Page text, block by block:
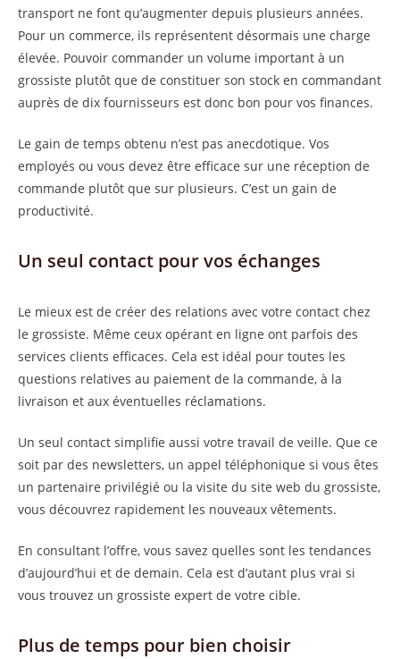
transport ne font qu’augmenter depuis plusieurs années.
Pour un commerce, ils représentent désormais une charge
élevée. Pouvoir commander un volume important à un
grossiste plutôt que de constituer son stock en commandant
auprès de dix fournisseurs est donc bon pour vos finances.
Le gain de temps obtenu n’est pas anecdotique. Vos
employés ou vous devez être efficace sur une réception de
commande plutôt que sur plusieurs. C’est un gain de
productivité.
Un seul contact pour vos échanges
Le mieux est de créer des relations avec votre contact chez
le grossiste. Même ceux opérant en ligne ont parfois des
services clients efficaces. Cela est idéal pour toutes les
questions relatives au paiement de la commande, à la
livraison et aux éventuelles réclamations.
Un seul contact simplifie aussi votre travail de veille. Que ce
soit par des newsletters, un appel téléphonique si vous êtes
un partenaire privilégié ou la visite du site web du grossiste,
vous découvrez rapidement les nouveaux vêtements.
En consultant l’offre, vous savez quelles sont les tendances
d’aujourd’hui et de demain. Cela est d’autant plus vrai si
vous trouvez un grossiste expert de votre cible.
Plus de temps pour bien choisir